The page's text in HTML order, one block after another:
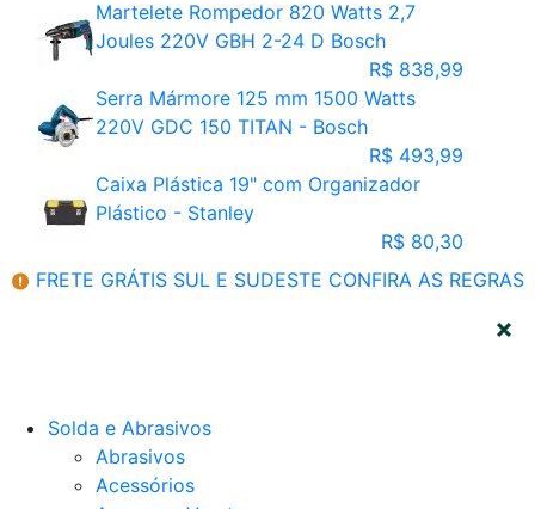
Martelete Rompedor 820 Watts 2,7
Joules 220V GBH 2-24 D Bosch
R$ 838,99
Serra Mármore 125 mm 1500 Watts
220V GDC 150 TITAN - Bosch
R$ 493,99
Caixa Plástica 19" com Organizador
Plástico - Stanley
R$ 80,30
FRETE GRÁTIS SUL E SUDESTE CONFIRA AS REGRAS
Solda e Abrasivos
Abrasivos
Acessórios